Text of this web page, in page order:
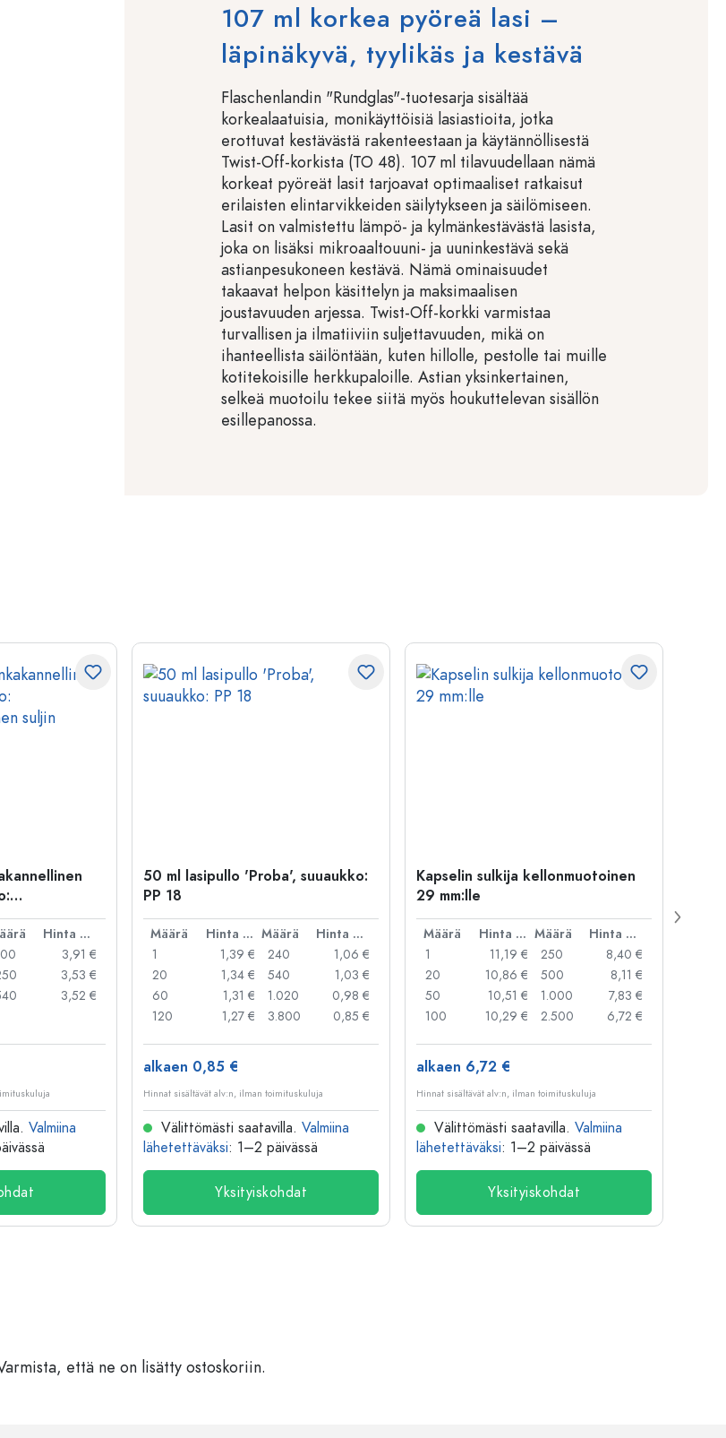
107 ml korkea pyöreä lasi –
läpinäkyvä, tyylikäs ja kestävä
Flaschenlandin "Rundglas"-tuotesarja sisältää
korkealaatuisia, monikäyttöisiä lasiastioita, jotka
erottuvat kestävästä rakenteestaan ja käytännöllisestä
Twist-Off-korkista (TO 48). 107 ml tilavuudellaan nämä
korkeat pyöreät lasit tarjoavat optimaaliset ratkaisut
erilaisten elintarvikkeiden säilytykseen ja säilömiseen.
Lasit on valmistettu lämpö- ja kylmänkestävästä lasista,
joka on lisäksi mikroaaltouuni- ja uuninkestävä sekä
astianpesukoneen kestävä. Nämä ominaisuudet
takaavat helpon käsittelyn ja maksimaalisen
joustavuuden arjessa. Twist-Off-korkki varmistaa
turvallisen ja ilmatiiviin suljettavuuden, mikä on
ihanteellista säilöntään, kuten hillolle, pestolle tai muille
kotitekoisille herkkupaloille. Astian yksinkertainen,
selkeä muotoilu tekee siitä myös houkuttelevan sisällön
esillepanossa.
suljin
Hinta per kpl
3,91 €
3,53 €
3,52 €
Valmiina
50 ml lasipullo 'Proba', suuaukko:
PP 18
Määrä Hinta per kpl Määrä
Hinta per kpl
1
1,39 €
20
1,34 €
60
1,31 €
120
1,27 €
240
1,06 €
540
1,03 €
1.020
0,98 €
3.800
0,85 €
alkaen 0,85 €
Hinnat sisältävät alv:n, ilman toimituskuluja
Välittömästi saatavilla. Valmiina
lähetettäväksi: 1–2 päivässä
Yksityiskohdat
Kapselin sulkija kellonmuotoinen
29 mm:lle
Määrä Hinta per kpl Määrä
Hinta per kpl
1
11,19 €
20
10,86 €
50
10,51 €
100
10,29 €
250
8,40 €
500
8,11 €
1.000
7,83 €
2.500
6,72 €
alkaen 6,72 €
Hinnat sisältävät alv:n, ilman toimituskuluja
Välittömästi saatavilla. Valmiina
lähetettäväksi: 1–2 päivässä
Yksityiskohdat
että ne on lisätty ostoskoriin.